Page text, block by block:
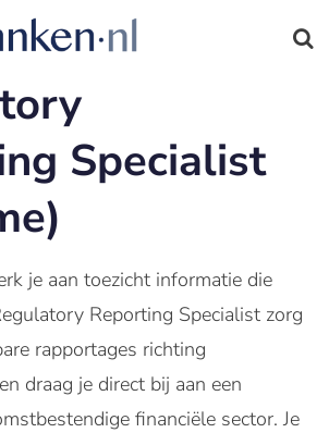
Specialist
je aan toezicht informatie die
Reporting Specialist zorg
rapportages richting
draag je direct bij aan een
financiële sector. Je